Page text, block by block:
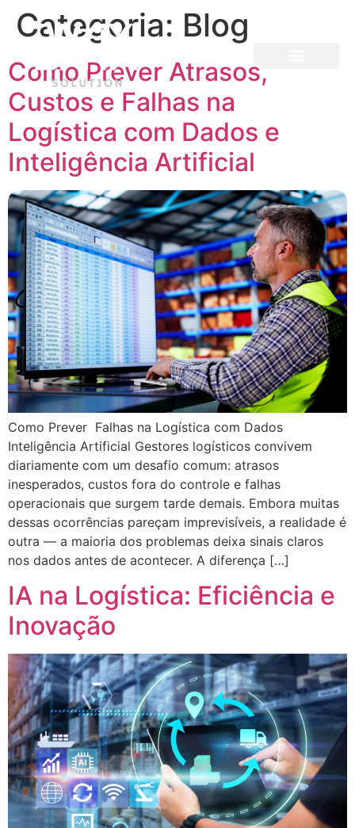
Categoria: Blog
Como Prever Atrasos,
Custos e Falhas na
Logística com Dados e
Inteligência Artificial
Como Prever Falhas na Logística com Dados
Inteligência Artificial Gestores logísticos convivem
diariamente com um desafio comum: atrasos
inesperados, custos fora do controle e falhas
operacionais que surgem tarde demais. Embora muitas
dessas ocorrências pareçam imprevisíveis, a realidade é
outra — a maioria dos problemas deixa sinais claros
nos dados antes de acontecer. A diferença […]
IA na Logística: Eficiência e
Inovação